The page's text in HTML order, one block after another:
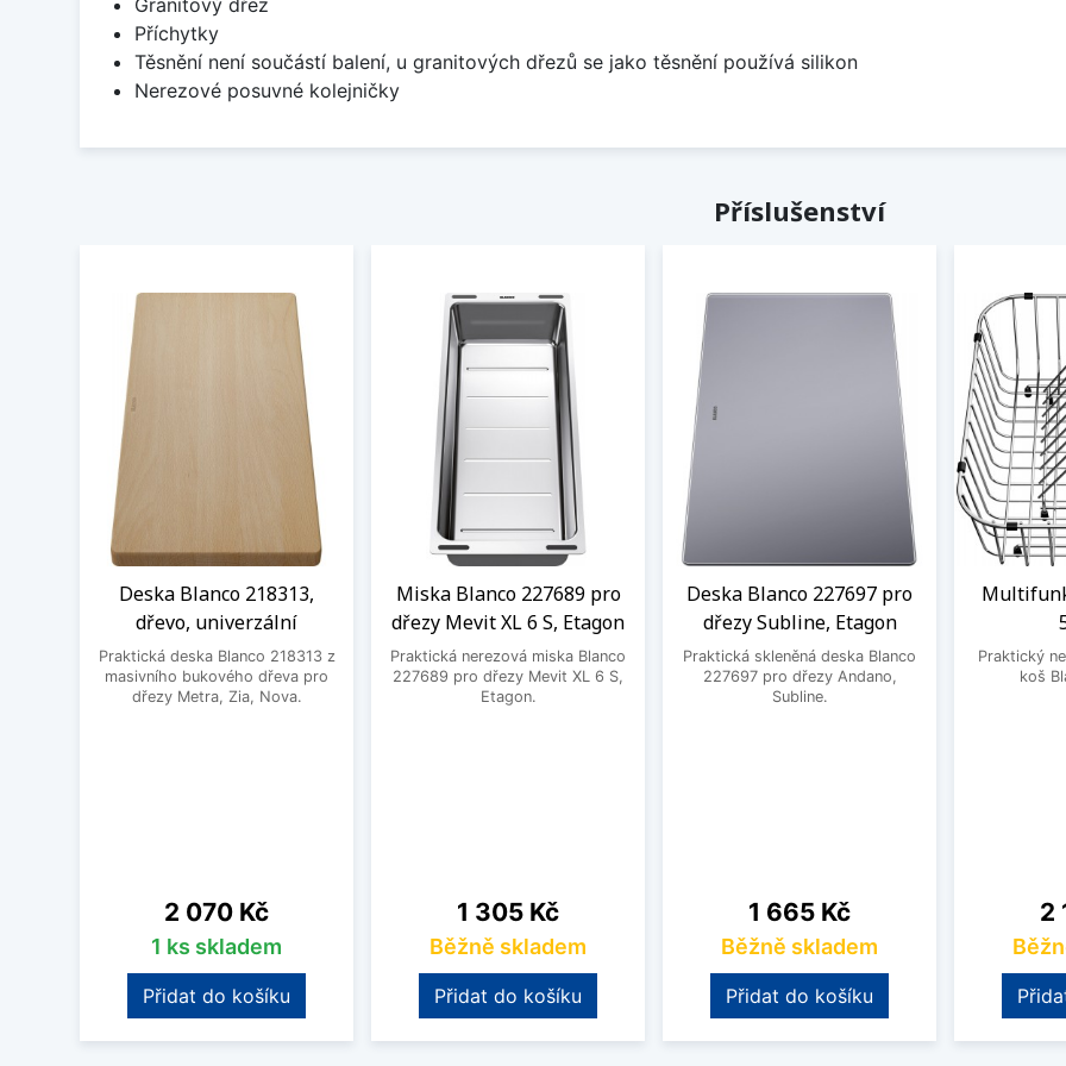
Granitový dřez
Příchytky
Těsnění není součástí balení, u granitových dřezů se jako těsnění používá silikon
Nerezové posuvné kolejničky
Příslušenství
Deska Blanco 218313,
dřevo, univerzální
Praktická deska Blanco 218313 z
masivního bukového dřeva pro
dřezy Metra, Zia, Nova.
Cena
2 070 Kč
1 ks skladem
Přidat do košíku
Miska Blanco 227689 pro
dřezy Mevit XL 6 S, Etagon
Praktická nerezová miska Blanco
227689 pro dřezy Mevit XL 6 S,
Etagon.
Cena
1 305 Kč
Běžně skladem
Přidat do košíku
Deska Blanco 227697 pro
dřezy Subline, Etagon
Praktická skleněná deska Blanco
227697 pro dřezy Andano,
Subline.
Cena
1 665 Kč
Běžně skladem
Přidat do košíku
Praktický
koš
2